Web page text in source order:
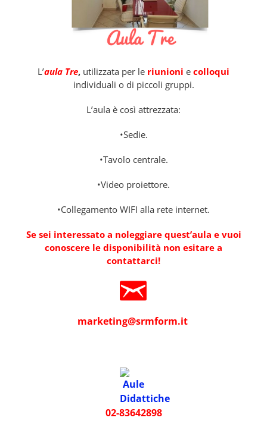
L’aula Tre, utilizzata per le riunioni e colloqui
individuali o di piccoli gruppi.
L’aula è così attrezzata:
•Sedie.
•Tavolo centrale.
•Video proiettore.
•Collegamento WIFI alla rete internet.
Se sei interessato a noleggiare quest’aula e vuoi
conoscere le disponibilità non esitare a
contattarci!
marketing@srmform.it
02-83642898